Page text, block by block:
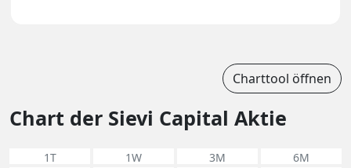
Chart der Sievi Capital Aktie
Charttool öffnen
1T 1W 3M
6M